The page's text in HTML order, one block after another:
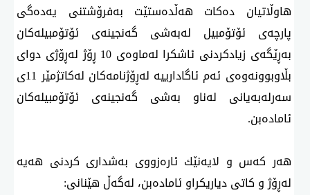
هاوڵاتیان دەكات هەڵدەستێت بەفرۆشتنی یەدەگی
پارچەی ئۆتۆمبیل لەبەشی گەنجینەی ئۆتۆمبیلەكان
بەڕێگەی زیادكردنی ئاشكرا لەماوەی 10 ڕۆژ لەڕۆژی دوای
بڵاوبوونەوەی ئەم ئاگادارییە لەڕۆژنامەكان لەكاتژمێر 11ی
سەرلەبەیانی لەناو بەشی گەنجینەی ئۆتۆمبیلەكان
ئامادەبن.
هەر كەس و لایەنێك ئارەزووی بەشداری كردنی هەیە
لەڕۆژ و كاتی دیاریكراو ئامادەبن، لەگەڵ هێنانی: